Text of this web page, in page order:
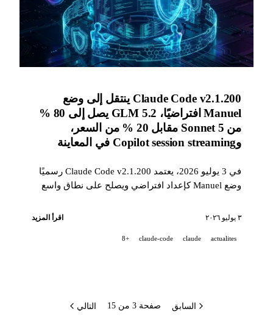
Claude Code v2.1.200 ينتقل إلى وضع
Manuel افتراضيًا، GLM 5.2 يصل إلى 80 %
من Sonnet 5 مقابل 20 % من السعر،
وCopilot session streaming في المعاينة
في 3 يوليو 2026، يعتمد Claude Code v2.1.200 رسميًا
وضع Manuel كإعداد افتراضي ويصلح على نطاق واسع
Sonnet 5 مقابل خمس التكلفة؛ يفتح GitHub Copilot بث
خطتي Pro/Max وتضاعف حدود معدل API خمس مرات.
٣ يوليو ٢٠٢٦ اقرأ المزيد
actualites
claude
claude-code
+8
السابق صفحة 3 من 15 التالي